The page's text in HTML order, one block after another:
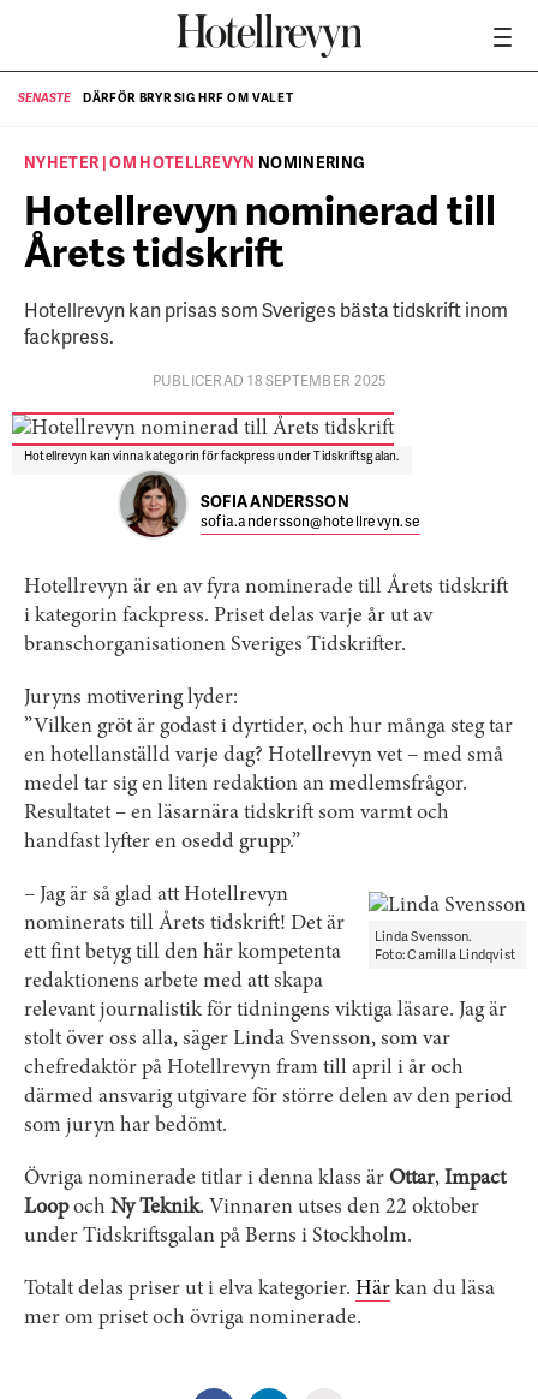
SENASTE DÄRFÖR BRYR SIG HRF OM VALET
NYHETER | OM HOTELLREVYN NOMINERING
Hotellrevyn nominerad till
Årets tidskrift
Hotellrevyn kan prisas som Sveriges bästa tidskrift inom
fackpress.
PUBLICERAD 18 SEPTEMBER 2025
Hotellrevyn kan vinna kategorin för fackpress under Tidskriftsgalan.
SOFIA ANDERSSON
sofia.andersson@hotellrevyn.se
Hotellrevyn är en av fyra nominerade till Årets tidskrift
i kategorin fackpress. Priset delas varje år ut av
branschorganisationen Sveriges Tidskrifter.
Juryns motivering lyder:
”Vilken gröt är godast i dyrtider, och hur många steg tar
en hotellanställd varje dag? Hotellrevyn vet – med små
medel tar sig en liten redaktion an medlemsfrågor.
Resultatet – en läsarnära tidskrift som varmt och
handfast lyfter en osedd grupp.”
Linda Svensson.
Foto: Camilla Lindqvist
– Jag är så glad att Hotellrevyn
nominerats till Årets tidskrift! Det är
ett fint betyg till den här kompetenta
redaktionens arbete med att skapa
relevant journalistik för tidningens viktiga läsare. Jag är
stolt över oss alla, säger Linda Svensson, som var
chefredaktör på Hotellrevyn fram till april i år och
därmed ansvarig utgivare för större delen av den period
som juryn har bedömt.
Övriga nominerade titlar i denna klass är Ottar, Impact
Loopoch Ny Teknik. Vinnaren utses den 22 oktober
under Tidskriftsgalan på Berns i Stockholm.
Totalt delas priser ut i elva kategorier. Här kan du läsa
mer om priset och övriga nominerade.